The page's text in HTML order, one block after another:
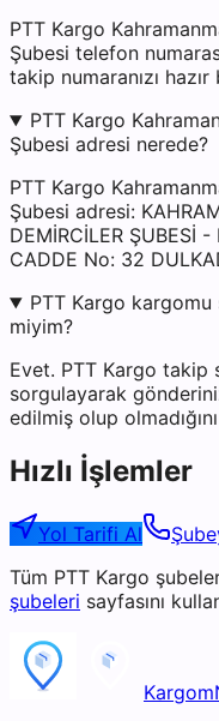
PTT Kargo
Şubesi telefon
takip numaranızı hazır
PTT Kargo
Şubesi adresi nerede?
PTT Kargo
Şubesi adresi:
DEMİRCİLER ŞUBESİ
CADDE No: 32
PTT Kargo
miyim?
Evet. PTT Kargo takip
sorgulayarak
edilmiş olup
Hızlı İşlemler
Yol Tarifi Al
Tüm PTT Kargo
şubeleri sayfasını